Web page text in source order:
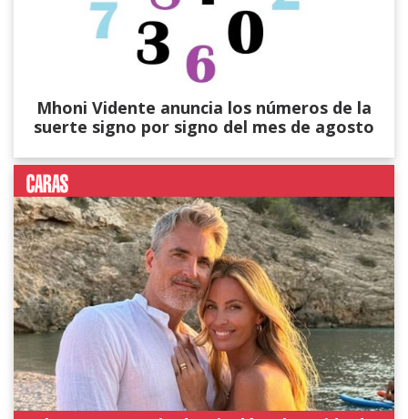
Mhoni Vidente anuncia los números de la
suerte signo por signo del mes de agosto